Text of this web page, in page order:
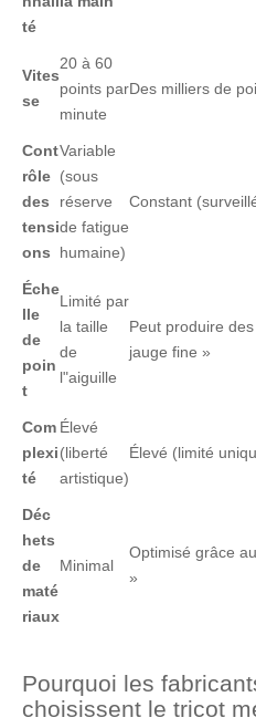
té
Vites
se
20 à 60
points par
minute
Des milliers de
Cont
rôle
des
tensi
ons
Variable
(sous
réserve
de fatigue
humaine)
Constant
Éche
lle
de
poin
t
Limité par
la taille
de
l"aiguille
Peut produire
jauge fine »
Com
plexi
té
Élevé
(liberté
artistique)
Élevé (limité
Déc
hets
de
maté
riaux
Minimal
Optimisé grâce
»
Pourquoi les
choisissent le tricot